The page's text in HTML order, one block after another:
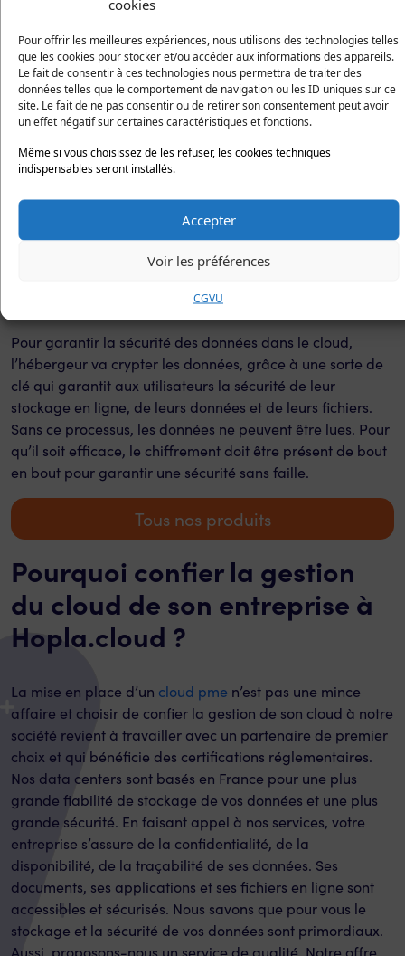
cookies
Pour offrir les meilleures expériences, nous utilisons des technologies telles
que les cookies pour stocker et/ou accéder aux informations des appareils.
Le fait de consentir à ces technologies nous permettra de traiter des
données telles que le comportement de navigation ou les ID uniques sur ce
site. Le fait de ne pas consentir ou de retirer son consentement peut avoir
un effet négatif sur certaines caractéristiques et fonctions.
Même si vous choisissez de les refuser, les cookies techniques
indispensables seront installés.
Accepter
Voir les préférences
CGVU
utilisateurs avec le cloud
Uncloud data center, doit assurer la protection des
données et des fichiers des utilisateurs et comme nous
venons de le voir, des risques peuvent survenir au sein du
data center. Pour garantir une sécurité supplémentaire,
les données vont être dupliquées. On appelle cela la
redondance. Un stockage des données est effectué en
double qui permet qu’en cas de défaillance d’un serveur,
un autre prenne le relais. Cette redondance peut avoir
lieu dans un même data center ou entre plusieurs data
centers qui sont reliés. C’est ainsi que l’accès aux données,
aux applications et aux fichiers est garanti en
Pour garantir la sécurité des données dans le cloud,
l’hébergeur va crypter les données, grâce à une sorte de
clé qui garantit aux utilisateurs la sécurité de leur
stockage en ligne, de leurs données et de leurs fichiers.
Sans ce processus, les données ne peuvent être lues. Pour
qu’il soit efficace, le chiffrement doit être présent de bout
en bout pour garantir une sécurité sans faille.
Tous nos produits
Pourquoi confier la gestion
du cloud de son entreprise à
Hopla.cloud ?
La mise en place d’un cloud pme n’est pas une mince
affaire et choisir de confier la gestion de son cloud à notre
société revient à travailler avec un partenaire de premier
choix et qui bénéficie des certifications réglementaires.
Nos data centers sont basés en France pour une plus
grande fiabilité de stockage de vos données et une plus
grande sécurité. En faisant appel à nos services, votre
entreprise s’assure de la confidentialité, de la
disponibilité, de la traçabilité de ses données. Ses
documents, ses applications et ses fichiers en ligne sont
accessibles et sécurisés. Nous savons que pour vous le
stockage et la sécurité de vos données sont primordiaux.
Aussi, proposons-nous un service de qualité. Notre offre